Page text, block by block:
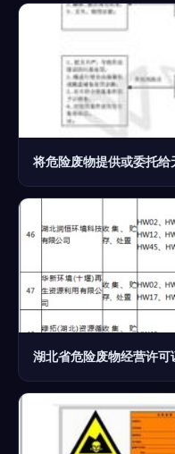
将危险废物提供或委托
湖北省危险废物经营许